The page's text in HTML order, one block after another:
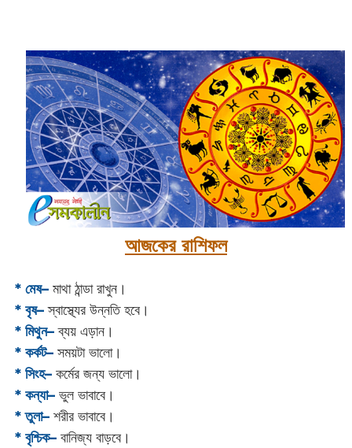
আজকের রাশিফল
* মেষ–মাথা ঠান্ডা রাখুন।
* বৃষ–স্বাস্থ্যের উন্নতি হবে।
* মিথুন–ব্যয় এড়ান।
* কর্কট–সময়টা ভালো।
* সিংহ–কর্মের জন্য ভালো।
* কন্যা–ভুল ভাবাবে।
* তুলা–শরীর ভাবাবে।
* বৃশ্চিক–বানিজ্য বাড়বে।